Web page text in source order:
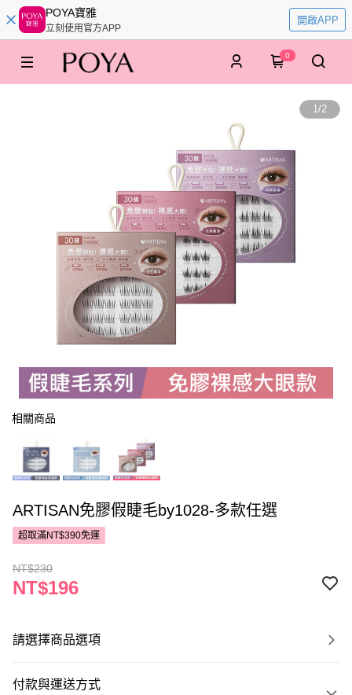
POYA寶雅
立刻使用官方APP
開啟APP
0
1/2
相關商品
ARTISAN免膠假睫毛by1028-多款任選
超取滿NT$390免運
NT$230
NT$196
請選擇商品選項
付款與運送方式